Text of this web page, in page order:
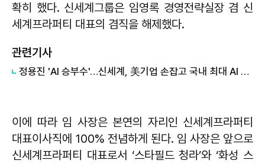
확히 했다. 신세계그룹은 임영록 경영전략실장 겸 신
세계프라퍼티 대표의 겸직을 해제했다.
관련기사
정용진 'AI 승부수'…신세계, 美기업 손잡고 국내 최대 AI 데이터센터 설립
이에 따라 임 사장은 본연의 자리인 신세계프라퍼티
대표이사직에 100% 전념하게 된다. 임 사장은 앞으로
신세계프라퍼티 대표로서 ‘스타필드 청라’와 ‘화성 스